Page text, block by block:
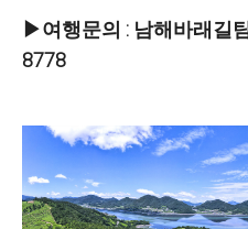
▶여행문의 : 남해바래길
8778